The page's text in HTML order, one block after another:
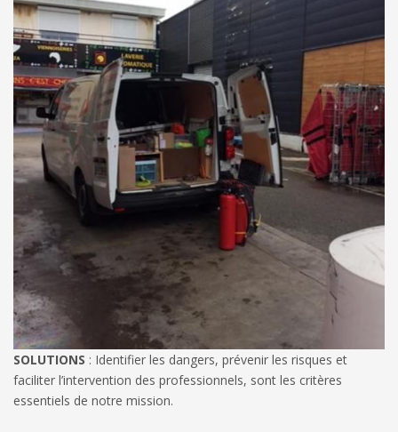
SOLUTIONS : Identifier les dangers, prévenir les risques et
faciliter l’intervention des professionnels, sont les critères
essentiels de notre mission.